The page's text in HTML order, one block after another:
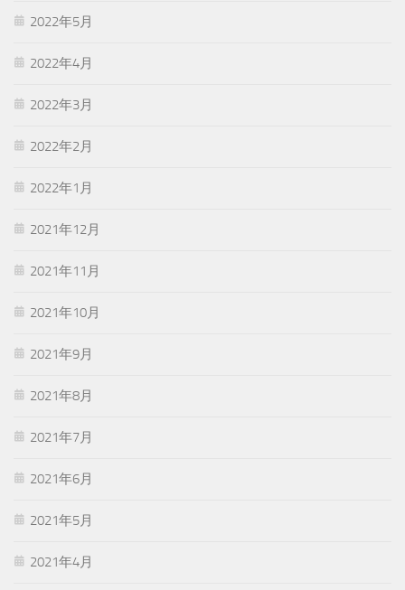
2022年5月
2022年4月
2022年3月
2022年2月
2022年1月
2021年12月
2021年11月
2021年10月
2021年9月
2021年8月
2021年7月
2021年6月
2021年5月
2021年4月